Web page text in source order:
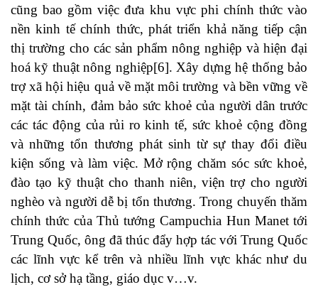
cũng bao gồm việc đưa khu vực phi chính thức vào
nền kinh tế chính thức, phát triển khả năng tiếp cận
thị trường cho các sản phẩm nông nghiệp và hiện đại
hoá kỹ thuật nông nghiệp[6]. Xây dựng hệ thống bảo
trợ xã hội hiệu quả về mặt môi trường và bền vững về
mặt tài chính, đảm bảo sức khoẻ của người dân trước
các tác động của rủi ro kinh tế, sức khoẻ cộng đồng
và những tổn thương phát sinh từ sự thay đổi điều
kiện sống và làm việc. Mở rộng chăm sóc sức khoẻ,
đào tạo kỹ thuật cho thanh niên, viện trợ cho người
nghèo và người dễ bị tổn thương. Trong chuyến thăm
chính thức của Thủ tướng Campuchia Hun Manet tới
Trung Quốc, ông đã thúc đẩy hợp tác với Trung Quốc
các lĩnh vực kể trên và nhiều lĩnh vực khác như du
lịch, cơ sở hạ tầng, giáo dục v…v.